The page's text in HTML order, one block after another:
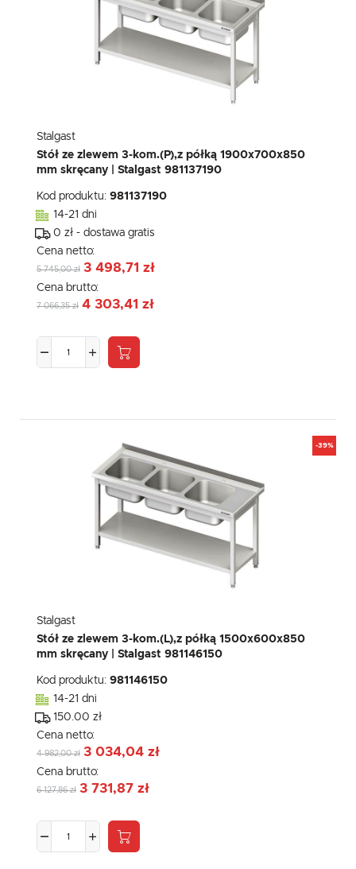
Stalgast
Stół ze zlewem 3-kom.(P),z półką 1900x700x850
mm skręcany | Stalgast 981137190
Kod produktu: 981137190
14-21 dni
0 zł - dostawa gratis
Cena netto:
5 745,00 zł 3 498,71 zł
Cena brutto:
7 066,35 zł 4 303,41 zł
-39%
Stalgast
Stół ze zlewem 3-kom.(L),z półką 1500x600x850
mm skręcany | Stalgast 981146150
Kod produktu: 981146150
14-21 dni
150.00 zł
Cena netto:
4 982,00 zł 3 034,04 zł
Cena brutto:
6 127,86 zł 3 731,87 zł